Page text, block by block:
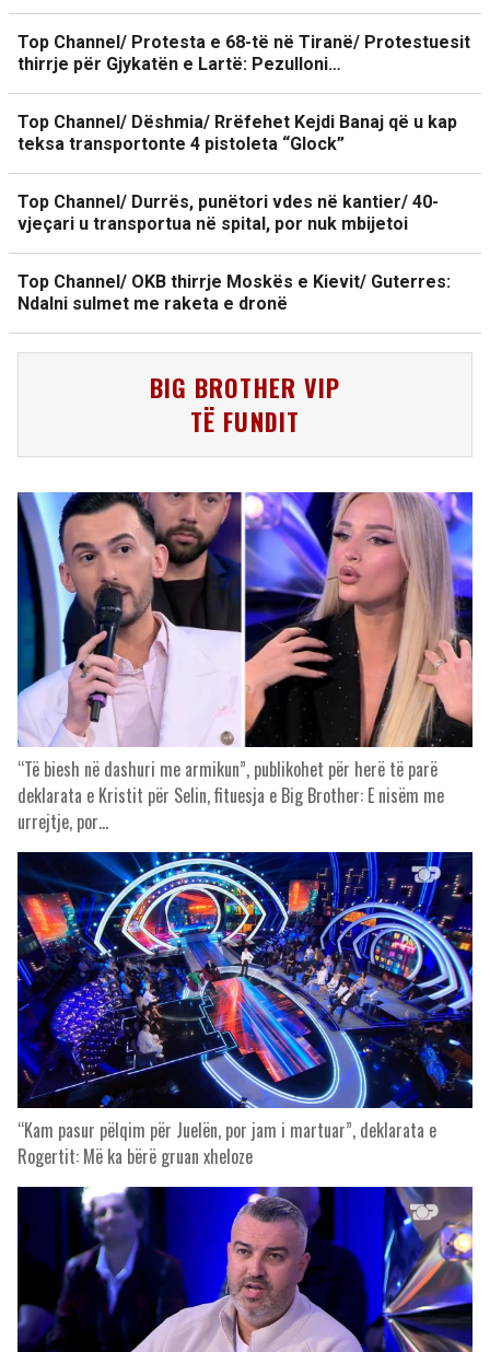
Top Channel/ Protesta e 68-të në Tiranë/ Protestuesit
thirrje për Gjykatën e Lartë: Pezulloni…
Top Channel/ Dëshmia/ Rrëfehet Kejdi Banaj që u kap
teksa transportonte 4 pistoleta “Glock”
Top Channel/ Durrës, punëtori vdes në kantier/ 40-
vjeçari u transportua në spital, por nuk mbijetoi
Top Channel/ OKB thirrje Moskës e Kievit/ Guterres:
Ndalni sulmet me raketa e dronë
BIG BROTHER VIP
TË FUNDIT
“Të biesh në dashuri me armikun”, publikohet për herë të parë
deklarata e Kristit për Selin, fituesja e Big Brother: E nisëm me
urrejtje, por…
“Kam pasur pëlqim për Juelën, por jam i martuar”, deklarata e
Rogertit: Më ka bërë gruan xheloze